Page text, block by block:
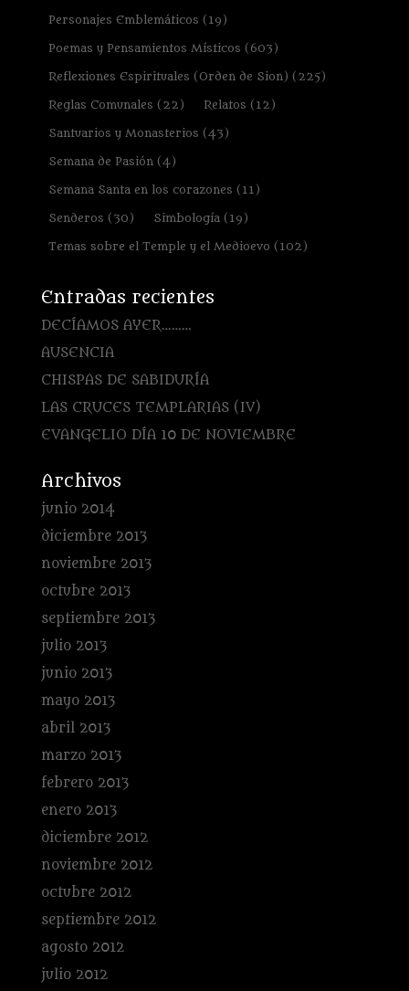
Personajes Emblemáticos (19)
Poemas y Pensamientos Místicos (603)
Reflexiones Espirituales (Orden de Sion) (225)
Reglas Comunales (22) Relatos (12)
Santuarios y Monasterios (43)
Semana de Pasión(4)
Semana Santa en los corazones (11)
Senderos (30) Simbología(19)
Temas sobre el Temple y el Medioevo (102)
Entradas recientes
DECÍAMOS AYER………
AUSENCIA
CHISPAS DE SABIDURÍA
LAS CRUCES TEMPLARIAS (IV)
EVANGELIO DÍA 10 DE NOVIEMBRE
Archivos
junio 2014
diciembre 2013
noviembre 2013
octubre 2013
septiembre 2013
julio 2013
junio 2013
mayo 2013
abril 2013
marzo 2013
febrero 2013
enero 2013
diciembre 2012
noviembre 2012
octubre 2012
septiembre 2012
agosto 2012
julio 2012